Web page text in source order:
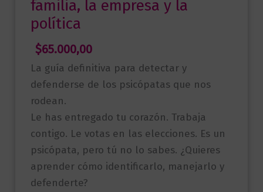
familia, la empresa y la
política
$65.000,00
La guía definitiva para detectar y
defenderse de los psicópatas que nos
rodean.
Le has entregado tu corazón. Trabaja
contigo. Le votas en las elecciones. Es un
psicópata, pero tú no lo sabes. ¿Quieres
aprender cómo identificarlo, manejarlo y
defenderte?